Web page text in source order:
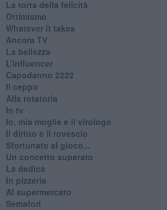
La torta della felicità
Ottimismo
Whatever it takes
Ancora TV
La bellezza
L’Influencer
​Capodanno 2222
Il ceppo
Alla rotatoria
In tv
Io, mia moglie e il virologo
Il diritto e il rovescio
Sfortunato al gioco...
Un concetto superato
La dedica
In pizzeria
Al supermercato
Semafori